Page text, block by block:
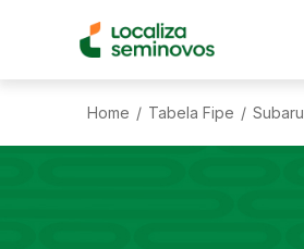
Home / Tabela Fipe / Subaru